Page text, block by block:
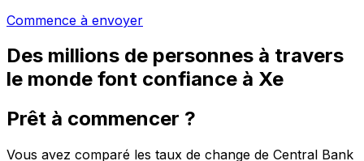
Commence à envoyer
Des millions de personnes à travers
le monde font confiance à Xe
Prêt à commencer ?
Vous avez comparé les taux de change de Central Bank